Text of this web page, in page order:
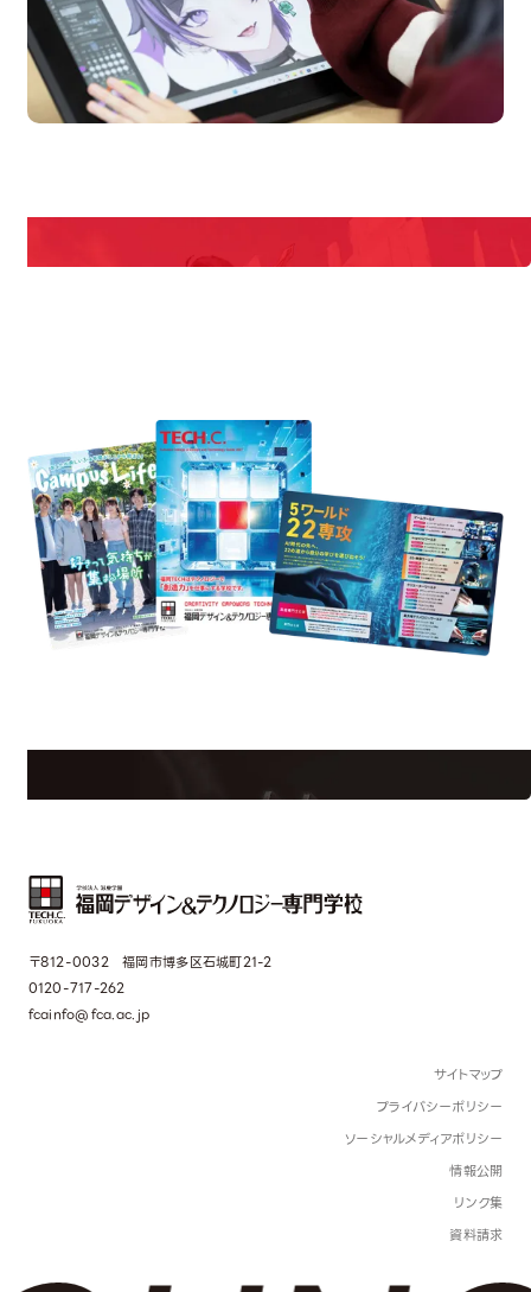
Campus Open
Information
〒812-0032 福岡市博多区石城町21-2
0120-717-262
fcainfo@fca.ac.jp
サイトマップ
プライバシーポリシー
ソーシャルメディアポリシー
情報公開
リンク集
資料請求